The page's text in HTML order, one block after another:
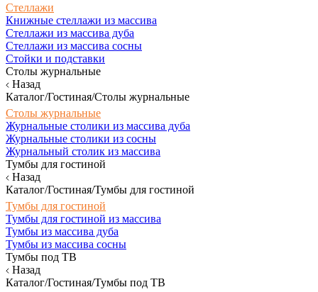
Стеллажи
Книжные стеллажи из массива
Стеллажи из массива дуба
Стеллажи из массива сосны
Стойки и подставки
Столы журнальные
Назад
Каталог/Гостиная/Столы журнальные
Столы журнальные
Журнальные столики из массива дуба
Журнальные столики из сосны
Журнальный столик из массива
Тумбы для гостиной
Назад
Каталог/Гостиная/Тумбы для гостиной
Тумбы для гостиной
Тумбы для гостиной из массива
Тумбы из массива дуба
Тумбы из массива сосны
Тумбы под ТВ
Назад
Каталог/Гостиная/Тумбы под ТВ